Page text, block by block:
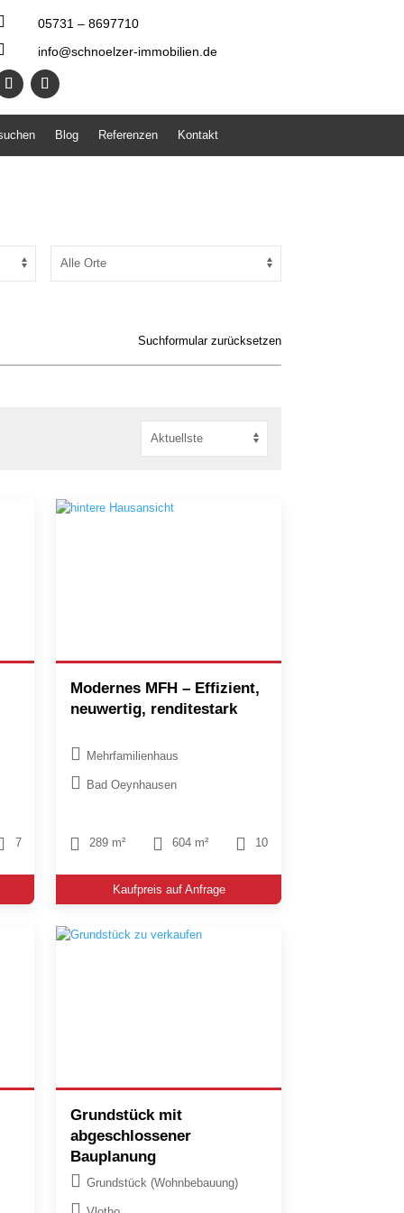
05731 – 8697710
info@schnoelzer-immobilien.de
Blog Referenzen Kontakt
Suchformular zurücksetzen
7
Modernes MFH – Effizient,
neuwertig, renditestark
Mehrfamilienhaus
Bad Oeynhausen
289 m² 604 m² 10
Kaufpreis auf Anfrage
Grundstück mit
abgeschlossener
Bauplanung
Grundstück (Wohnbebauung)